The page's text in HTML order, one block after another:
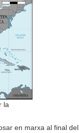
la
en marxa al final